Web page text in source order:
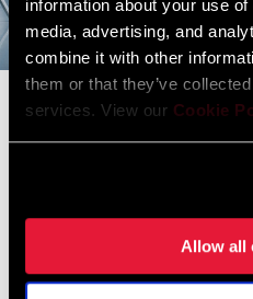
information about your use
media, advertising, and
combine it with other
them or that they’ve
services. View our Cookie
Allow all
Flight Attendant
Our Development
An era before electronics on
(and we do), Flight Attendant